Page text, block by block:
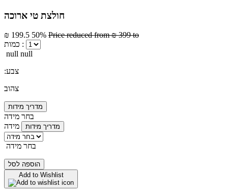
חולצת טי ארוכה
₪ 199.5 50% Price reduced from₪ 399 to
כמות :
null null
:צבע
צהוב
מדריך מידות
בחר מידה
מידה
מדריך מידות
בחר מידה
הוספה לסל
Add to Wishlist